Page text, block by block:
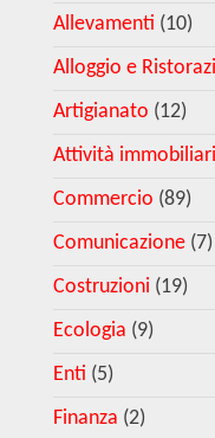
Allevamenti (10)
Alloggio e
Artigianato (12)
Attività immobiliari
Commercio (89)
Comunicazione (7)
Costruzioni (19)
Ecologia (9)
Enti (5)
Finanza (2)